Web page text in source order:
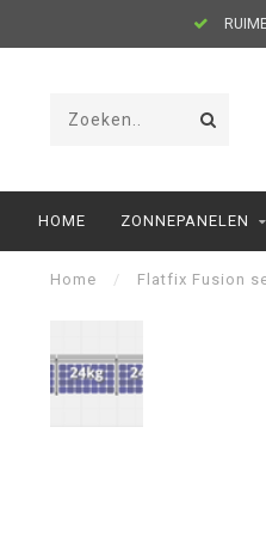
HOME ZONNEPANELEN
Home / Flatfix Fusion